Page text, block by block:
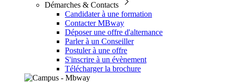
Démarches & Contacts
Candidater à une formation
Contacter MBway
Déposer une offre d'alternance
Parler à un Conseiller
Postuler à une offre
S'inscrire à un évènement
Télécharger la brochure